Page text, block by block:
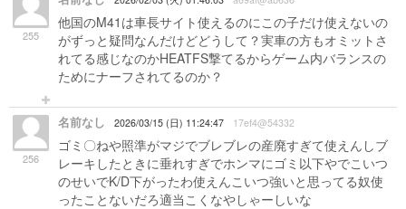
255
他国のM41は車長サイト使えるのにこの子だけ使えないの
がずっと疑問なんだけどどうして？実車の方もオミットさ
れてる感じなのかHEATFS撃てるからゲーム内バランスの
ためにナーフされてるのか？
256
名前なし 2026/03/15 (日) 11:24:47 17ef4@54332
ゴミ〇ねや照準がマジでブレブレの産廃すぎて使えんしブ
レーキしたときに垂れすぎでホンマにゴミ以下やでこいつ
のせいでK/D下がったわ使えんこいつ強いと思ってる奴使
ったことないだろ適当こくなやしゃーしいな